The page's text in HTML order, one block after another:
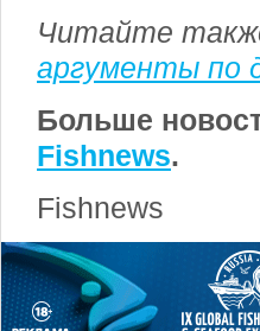
Читайте
аргументы по
Больше
Fishnews.
Fishnews